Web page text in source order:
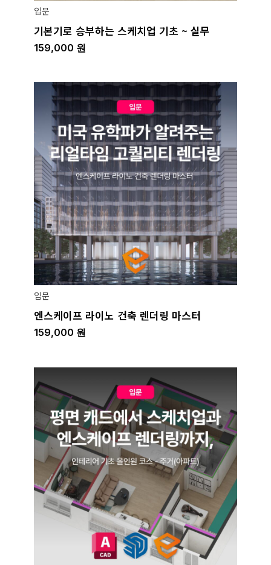
입문
기본기로 승부하는 스케치업 기초 ~ 실무
159,000 원
입문
엔스케이프 라이노 건축 렌더링 마스터
159,000 원